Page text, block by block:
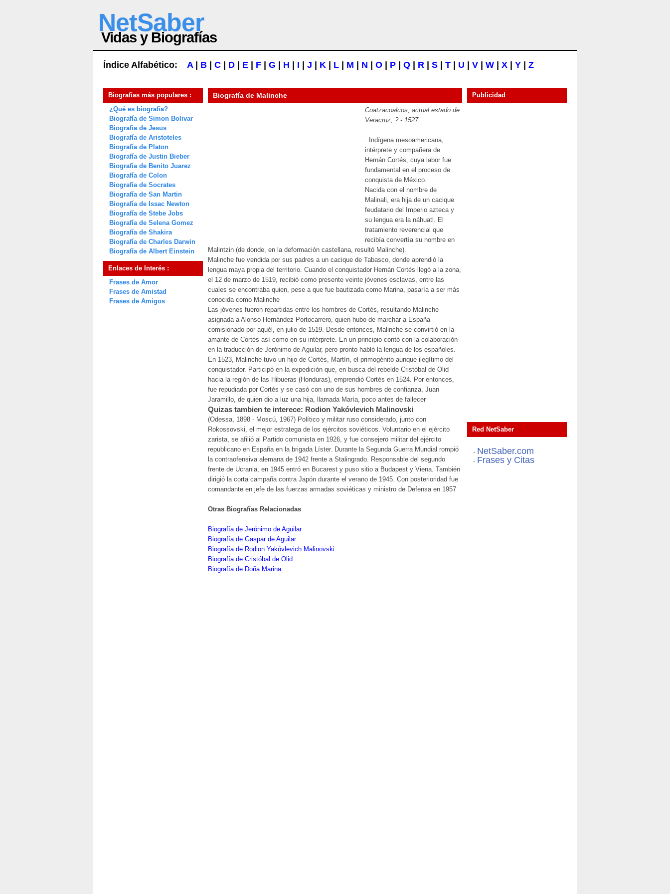
NetSaber
Vidas y Biografías
Índice Alfabético: A| B C D E F G H I J K L M N O P Q R S T U V W X Y Z
Biografías más populares :
¿Qué es biografía?
Biografía de Simon Bolivar
Biografía de Jesus
Biografía de Aristoteles
Biografía de Platon
Biografía de Justin Bieber
Biografía de Benito Juarez
Biografía de Colon
Biografía de Socrates
Biografía de San Martin
Biografía de Issac Newton
Biografía de Stebe Jobs
Biografía de Selena Gomez
Biografía de Shakira
Biografía de Charles Darwin
Biografía de Albert Einstein
Enlaces de Interés :
Frases de Amor
Frases de Amistad
Frases de Amigos
Biografía de Malinche
Coatzacoalcos, actual estado de
Veracruz, ? - 1527
. Indígena mesoamericana,
intérprete y compañera de
Hernán Cortés, cuya labor fue
fundamental en el proceso de
conquista de México.
Nacida con el nombre de
Malinali, era hija de un cacique
feudatario del Imperio azteca y
su lengua era la náhuatl. El
tratamiento reverencial que
recibía convertía su nombre en
Malintzin (de donde, en la deformación castellana, resultó Malinche).
Malinche fue vendida por sus padres a un cacique de Tabasco, donde aprendió la
lengua maya propia del territorio. Cuando el conquistador Hernán Cortés llegó a la zona,
el 12 de marzo de 1519, recibió como presente veinte jóvenes esclavas, entre las
cuales se encontraba quien, pese a que fue bautizada como Marina, pasaría a ser más
conocida como Malinche
Las jóvenes fueron repartidas entre los hombres de Cortés, resultando Malinche
asignada a Alonso Hernández Portocarrero, quien hubo de marchar a España
comisionado por aquél, en julio de 1519. Desde entonces, Malinche se convirtió en la
amante de Cortés así como en su intérprete. En un principio contó con la colaboración
en la traducción de Jerónimo de Aguilar, pero pronto habló la lengua de los españoles.
En 1523, Malinche tuvo un hijo de Cortés, Martín, el primogénito aunque ilegítimo del
conquistador. Participó en la expedición que, en busca del rebelde Cristóbal de Olid
hacia la región de las Hibueras (Honduras), emprendió Cortés en 1524. Por entonces,
fue repudiada por Cortés y se casó con uno de sus hombres de confianza, Juan
Jaramillo, de quien dio a luz una hija, llamada María, poco antes de fallecer
Quizas tambien te interece: Rodion Yakóvlevich Malinovski
(Odessa, 1898 - Moscú, 1967) Político y militar ruso considerado, junto con
Rokossovski, el mejor estratega de los ejércitos soviéticos. Voluntario en el ejército
zarista, se afilió al Partido comunista en 1926, y fue consejero militar del ejército
republicano en España en la brigada Líster. Durante la Segunda Guerra Mundial rompió
la contraofensiva alemana de 1942 frente a Stalingrado. Responsable del segundo
frente de Ucrania, en 1945 entró en Bucarest y puso sitio a Budapest y Viena. También
dirigió la corta campaña contra Japón durante el verano de 1945. Con posterioridad fue
comandante en jefe de las fuerzas armadas soviéticas y ministro de Defensa en 1957
Otras Biografías Relacionadas
Biografía de Jerónimo de Aguilar
Biografía de Gaspar de Aguilar
Biografía de Rodion Yakóvlevich Malinovski
Biografía de Cristóbal de Olid
Biografía de Doña Marina
Publicidad
Red NetSaber
- NetSaber.com
- Frases y Citas